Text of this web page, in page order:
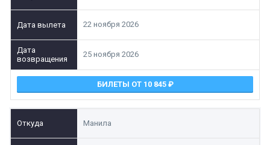
22 ноября 2026
25 ноября 2026
БИЛЕТЫ ОТ 10 845
Манила